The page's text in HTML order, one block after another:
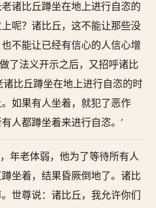
诸比丘蹲坐在地上进行自恣的
呢？诸比丘，这不能让那些没
不能让已经有信心的人信心增
了法义开示之后，又招呼诸比
诸比丘蹲坐在地上进行自恣的时
如果有人坐着，就犯了恶作
人都蹲坐着来进行自恣。’
年老体弱，他为了等待所有人
坐着，结果昏厥倒地了。诸比
世尊说：诸比丘，我允许你们